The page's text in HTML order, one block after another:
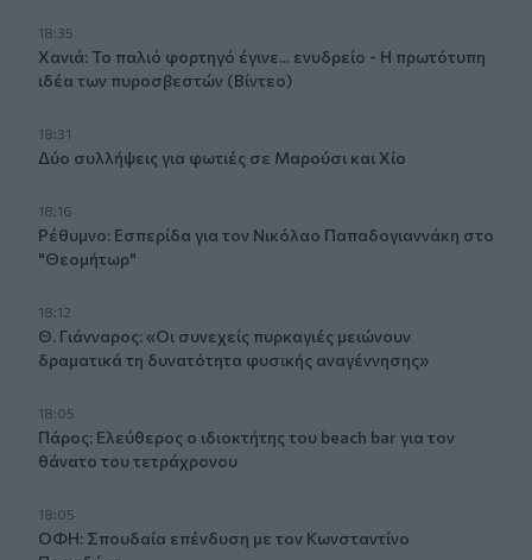
18:35
Χανιά: Το παλιό φορτηγό έγινε... ενυδρείο - Η πρωτότυπη
ιδέα των πυροσβεστών (Βίντεο)
18:31
Δύο συλλήψεις για φωτιές σε Μαρούσι και Χίο
18:16
Ρέθυμνο: Εσπερίδα για τον Νικόλαο Παπαδογιαννάκη στο
"Θεομήτωρ"
18:12
Θ. Γιάνναρος: «Οι συνεχείς πυρκαγιές μειώνουν
δραματικά τη δυνατότητα φυσικής αναγέννησης»
18:05
Πάρος: Ελεύθερος ο ιδιοκτήτης του beach bar για τον
θάνατο του τετράχρονου
18:05
ΟΦΗ: Σπουδαία επένδυση με τον Κωνσταντίνο